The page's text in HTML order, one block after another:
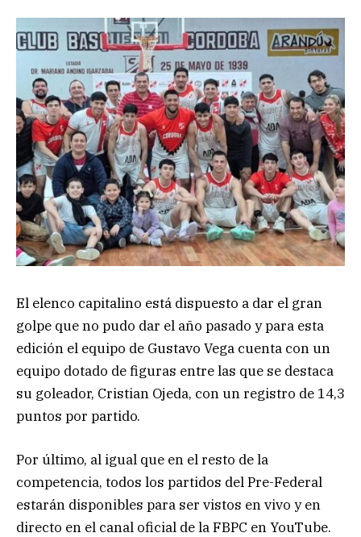
El elenco capitalino está dispuesto a dar el gran
golpe que no pudo dar el año pasado y para esta
edición el equipo de Gustavo Vega cuenta con un
equipo dotado de figuras entre las que se destaca
su goleador, Cristian Ojeda, con un registro de 14,3
puntos por partido.
Por último, al igual que en el resto de la
competencia, todos los partidos del Pre-Federal
estarán disponibles para ser vistos en vivo y en
directo en el canal oficial de la FBPC en YouTube.